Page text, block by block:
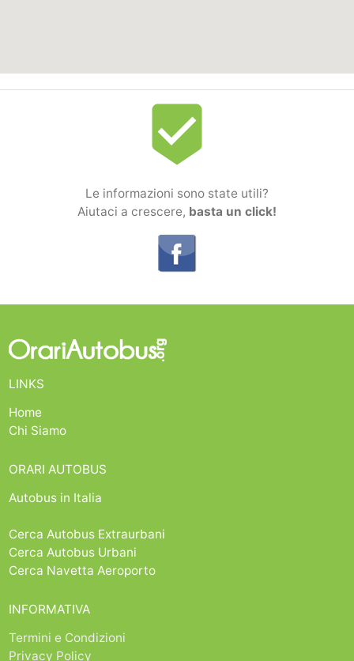
beenhere
Le informazioni sono state utili?
Aiutaci a crescere, basta un click!
LINKS
Home
Chi Siamo
ORARI AUTOBUS
Autobus in Italia
Cerca Autobus Extraurbani
Cerca Autobus Urbani
Cerca Navetta Aeroporto
INFORMATIVA
Termini e Condizioni
Privacy Policy